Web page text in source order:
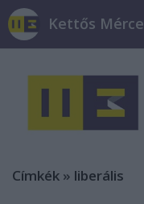
Kettős Mérce
Címkék » liberális